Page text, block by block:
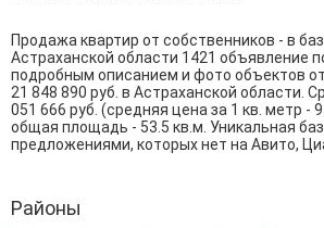
Продажа квартир от собственников - в
Астраханской области 1421 объявление
подробным описанием и фото объектов от
21 848 890 руб. в Астраханской области.
051 666 руб. (средняя цена за 1 кв. метр -
общая площадь - 53.5 кв.м. Уникальная
предложениями, которых нет на Авито,
Районы